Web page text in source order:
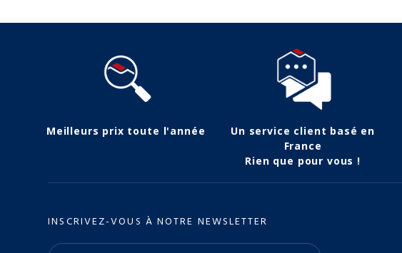
Meilleurs prix toute l'année
Un service client basé en
France
Rien que pour vous !
INSCRIVEZ-VOUS À NOTRE NEWSLETTER